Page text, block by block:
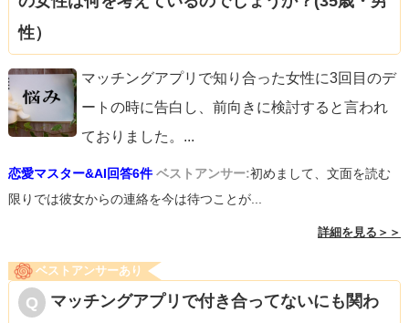
性）
マッチングアプリで知り合った女性に3回目のデ
ートの時に告白し、前向きに検討すると言われ
ておりました。 ...
恋愛マスター&AI回答6件 ベストアンサー:初めまして、文面を読む
限りでは彼女からの連絡を今は待つことが...
詳細を見る＞＞
ベストアンサーあり
マッチングアプリで付き合ってないにも関わ